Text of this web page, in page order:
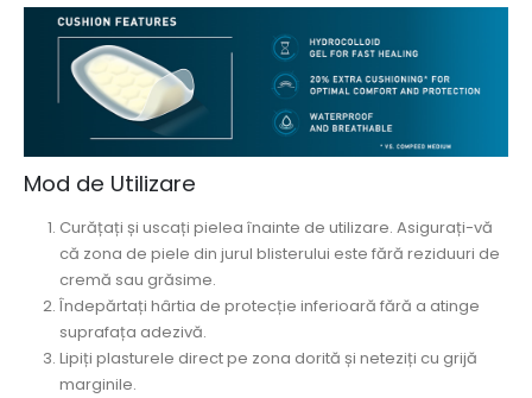
Mod de Utilizare
Curățați și uscați pielea înainte de utilizare. Asigurați-vă
că zona de piele din jurul blisterului este fără reziduuri de
cremă sau grăsime.
Îndepărtați hârtia de protecție inferioară fără a atinge
suprafața adezivă.
Lipiți plasturele direct pe zona dorită și neteziți cu grijă
marginile.